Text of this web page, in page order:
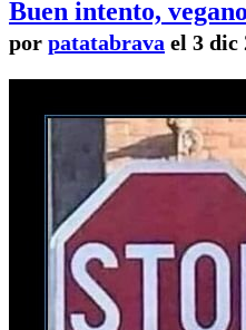
Buen intento,
por patatabrava el 3 dic